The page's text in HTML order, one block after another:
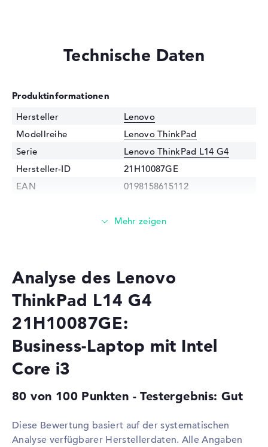
Technische Daten
Produktinformationen
Hersteller
Lenovo
Modellreihe
Lenovo ThinkPad
Serie
Lenovo ThinkPad L14 G4
Hersteller-ID
21H10087GE
EAN
0198158615112
Intel Core i3-1315U / 0,9 GHz
Cache
5 - 10 MB (L2/L3-Cache)
Grafikkarte
Grafikprozessor
2. Grafikkarte
Intel UHD Graphics 64EUs
RAM
1. Steckplatz
2. Steckplatz
Frei
Technologie
DDR4 SDRAM - PC4-25600 -
3200 MHz
Analyse des Lenovo
ThinkPad L14 G4
21H10087GE:
Business-Laptop mit Intel
Core i3
80 von 100 Punkten - Testergebnis: Gut
Diese Bewertung basiert auf der systematischen
Analyse verfügbarer Herstellerdaten. Alle Angaben